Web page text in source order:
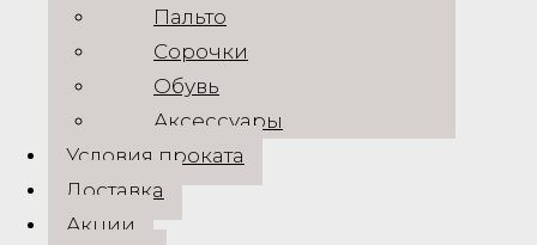
Пальто
Сорочки
Обувь
Аксессуары
Условия проката
Доставка
Акции
FAQ
Политика конфиденциальности
Наши реквизиты
Aдреса магазинов
Г. Москва, 2-я Брестская ул., д. 39c3 — Ежедневно
Г. Санкт-Петербург, ул. Чехова, д. 9 —